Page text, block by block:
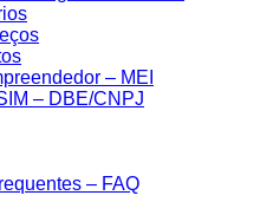
– MEI
– DBE/CNPJ
– FAQ